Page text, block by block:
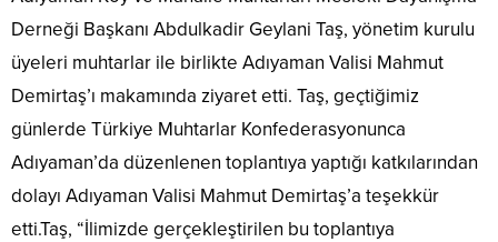
Derneği Başkanı Abdulkadir Geylani Taş, yönetim kurulu
üyeleri muhtarlar ile birlikte Adıyaman Valisi Mahmut
Demirtaş’ı makamında ziyaret etti. Taş, geçtiğimiz
günlerde Türkiye Muhtarlar Konfederasyonunca
Adıyaman’da düzenlenen toplantıya yaptığı katkılarından
dolayı Adıyaman Valisi Mahmut Demirtaş’a teşekkür
etti.Taş, “İlimizde gerçekleştirilen bu toplantıya